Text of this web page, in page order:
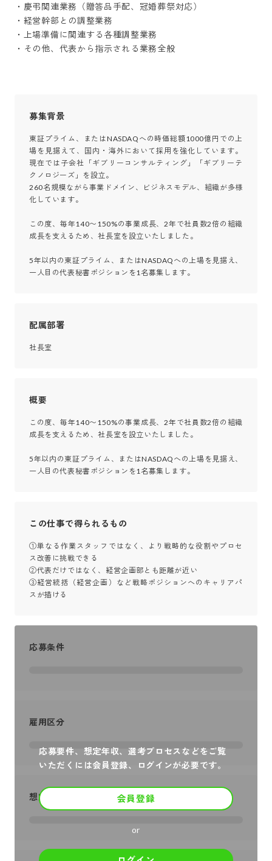
・慶弔関連業務（贈答品手配、冠婚葬祭対応）
・経営幹部との調整業務
・上場準備に関連する各種調整業務
・その他、代表から指示される業務全般
募集背景
東証プライム、またはNASDAQへの時価総額1000億円での上
場を見据えて、国内・海外において採用を強化しています。
現在では子会社「ギブリーコンサルティング」「ギブリーテ
クノロジーズ」を設立。
260名規模ながら事業ドメイン、ビジネスモデル、組織が多様
化しています。
この度、毎年140〜150%の事業成長、2年で社員数2倍の組織
成長を支えるため、社長室を設立いたしました。
5年以内の東証プライム、またはNASDAQへの上場を見据え、
一人目の代表秘書ポジションを1名募集します。
配属部署
社長室
概要
この度、毎年140〜150%の事業成長、2年で社員数2倍の組織
成長を支えるため、社長室を設立いたしました。
5年以内の東証プライム、またはNASDAQへの上場を見据え、
一人目の代表秘書ポジションを1名募集します。
この仕事で得られるもの
①単なる作業スタッフではなく、より戦略的な役割やプロセ
ス改善に挑戦できる
②代表だけではなく、経営企画部とも距離が近い
③経営統括（経営企画）など戦略ポジションへのキャリアパ
スが描ける
応募要件、想定年収、選考プロセスなどをご覧
いただくには会員登録、ログインが必要です。
会員登録
or
応募条件
雇用区分
想定年収